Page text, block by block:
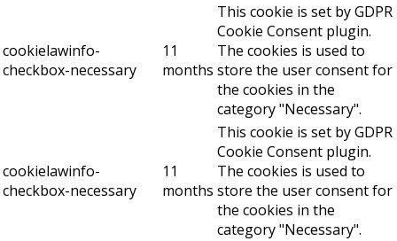
cookielawinfo-
checkbox-necessary
11
months
This cookie is set by GDPR
Cookie Consent plugin.
The cookies is used to
store the user consent for
the cookies in the
category "Necessary".
cookielawinfo-
checkbox-necessary
11
months
This cookie is set by GDPR
Cookie Consent plugin.
The cookies is used to
store the user consent for
the cookies in the
category "Necessary".